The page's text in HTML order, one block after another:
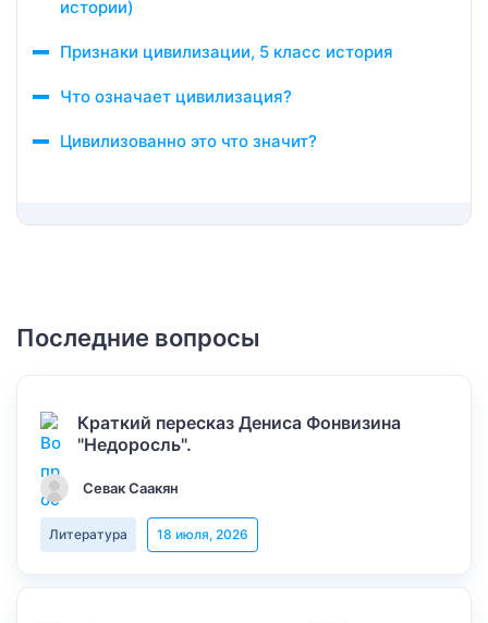
истории)
Признаки цивилизации, 5 класс история
Что означает цивилизация?
Цивилизованно это что значит?
Последние вопросы
Краткий пересказ Дениса Фонвизина
"Недоросль".
Севак Саакян
Литература 18 июля, 2026